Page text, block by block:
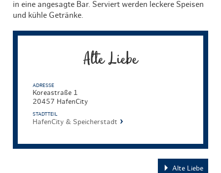
in eine angesagte Bar. Serviert werden leckere Speisen
und kühle Getränke.
Alte Liebe
ADRESSE
Koreastraße 1
20457 HafenCity
STADTTEIL
HafenCity & Speicherstadt
Alte Liebe